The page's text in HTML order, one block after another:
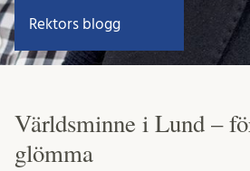
Rektors blogg
Världsminne i Lund –
glömma